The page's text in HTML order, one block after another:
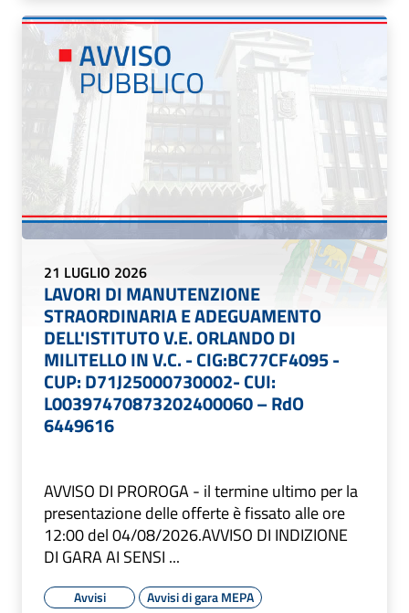
21 LUGLIO 2026
LAVORI DI MANUTENZIONE
STRAORDINARIA E ADEGUAMENTO
DELL'ISTITUTO V.E. ORLANDO DI
MILITELLO IN V.C. - CIG:BC77CF4095 -
CUP: D71J25000730002- CUI:
L00397470873202400060 – RdO
6449616
AVVISO DI PROROGA - il termine ultimo per la
presentazione delle offerte è fissato alle ore
12:00 del 04/08/2026.AVVISO DI INDIZIONE
DI GARA AI SENSI ...
Avvisi Avvisi di gara MEPA